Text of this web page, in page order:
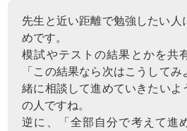
先生と近い距離で勉強したい人
めです。
模試やテストの結果とかを共
「この結果なら次はこうしてみ
緒に相談して進めていきたいよ
の人ですね。
逆に、「全部自分で考えて進